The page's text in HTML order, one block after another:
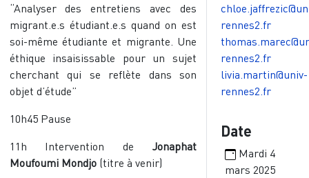
“Analyser des entretiens avec des
migrant.e.s étudiant.e.s quand on est
soi-même étudiante et migrante. Une
éthique insaisissable pour un sujet
cherchant qui se reflète dans son
objet d’étude”
10h45 Pause
11h Intervention deJonaphat
Moufoumi Mondjo(titre à venir)
rennes2.fr
rennes2.fr
livia.martin@univ-
rennes2.fr
Date
Mardi 4
mars 2025